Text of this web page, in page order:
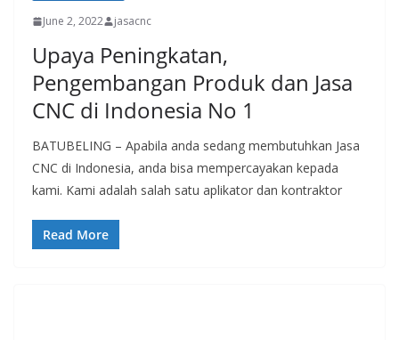
June 2, 2022 jasacnc
Upaya Peningkatan,
Pengembangan Produk dan Jasa
CNC di Indonesia No 1
BATUBELING – Apabila anda sedang membutuhkan Jasa
CNC di Indonesia, anda bisa mempercayakan kepada
kami. Kami adalah salah satu aplikator dan kontraktor
Read More